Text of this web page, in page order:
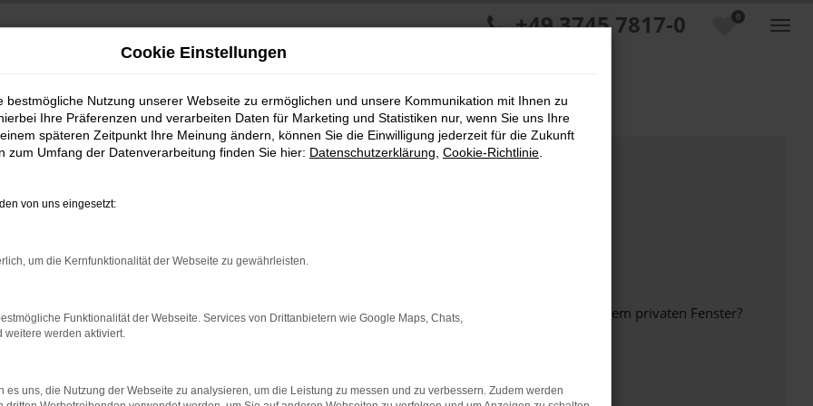
0
+49 3745 7817-0
bestimmter Seiten verhindern. Funktioniert die Seite in einem anderen Browser oder in einem privaten Fenster?
beheben.
auf dem neuesten Stand sind.
Cookie Einstellungen
bestmögliche Nutzung unserer Webseite zu ermöglichen und unsere Kommunikation mit Ihnen zu
Ihre Präferenzen und verarbeiten Daten für Marketing und Statistiken nur, wenn Sie uns Ihre
späteren Zeitpunkt Ihre Meinung ändern, können Sie die Einwilligung jederzeit für die Zukunft
zum Umfang der Datenverarbeitung finden Sie hier: Datenschutzerklärung Cookie-Richtlinie
von uns eingesetzt:
um die Kernfunktionalität der Webseite zu gewährleisten.
Funktionalität der Webseite. Services von Drittanbietern wie Google Maps, Chats,
weitere werden aktiviert.
es uns, die Nutzung der Webseite zu analysieren, um die Leistung zu messen und zu verbessern. Zudem werden